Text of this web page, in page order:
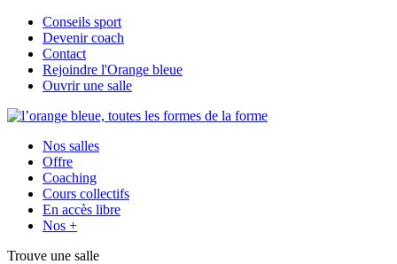
Conseils sport
Devenir coach
Contact
Rejoindre l'Orange bleue
Ouvrir une salle
Nos salles
Offre
Coaching
Cours collectifs
En accès libre
Nos +
Trouve une salle